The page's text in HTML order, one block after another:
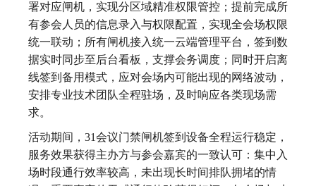
署对应闸机，实现分区域精准权限管控；提前完成所
有参会人员的信息录入与权限配置，实现全会场权限
统一联动；所有闸机接入统一云端管理平台，签到数
据实时同步至后台看板，支撑会务调度；同时开启离
线签到备用模式，应对会场内可能出现的网络波动，
安排专业技术团队全程驻场，及时响应各类现场需
求。
活动期间，31会议门禁闸机签到设备全程运行稳定，
服务效果获得主办方与参会嘉宾的一致认可：集中入
场时段通行效率较高，未出现长时间排队拥堵的情